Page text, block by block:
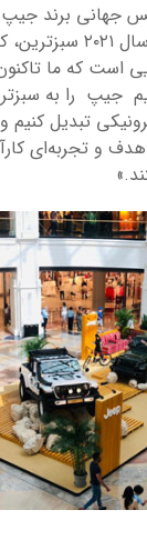
جهانی برند
های ساخته شده در سال
است که ما
جیپ را به
تبدیل کنیم
و تجربه‌ای